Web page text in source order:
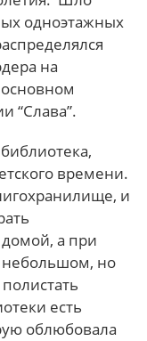
одноэтажных
на
“Слава”.
времени.
и
а при
небольшом, но
есть
облюбовала